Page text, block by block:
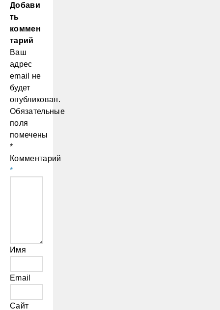
Добави
ть
коммен
тарий
Ваш
адрес
email не
будет
опубликован.
Обязательные
поля
помечены
*
Комментарий
*
Имя
Email
Сайт